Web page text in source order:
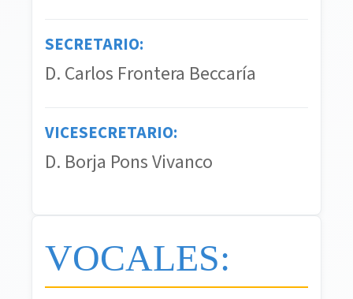
SECRETARIO:
D. Carlos Frontera Beccaría
VICESECRETARIO:
D. Borja Pons Vivanco
VOCALES: